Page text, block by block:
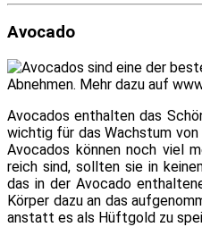
Avocado
Avocados ent­hal­ten das
wich­tig für das Wachstum von
Avocados kön­nen noch viel
reich sind, soll­ten sie in
das in der Avocado
Körper da­zu an das
an­statt es als Hüftgold zu